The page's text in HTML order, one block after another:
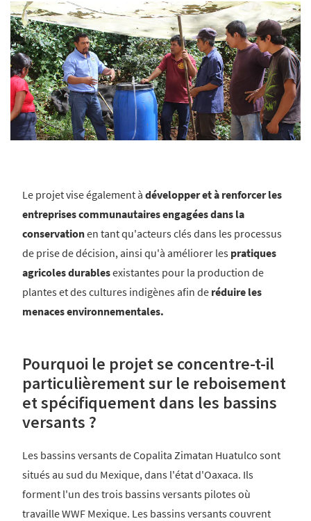
Le projet vise également à développer et à renforcer les
entreprises communautaires engagées dans la
conservationen tant qu'acteurs clés dans les processus
de prise de décision, ainsi qu'à améliorer les pratiques
agricoles durablesexistantes pour la production de
plantes et des cultures indigènes afin de réduire les
menaces environnementales.
Pourquoi le projet se concentre-t-il
particulièrement sur le reboisement
et spécifiquement dans les bassins
versants ?
Les bassins versants de Copalita Zimatan Huatulco sont
situés au sud du Mexique, dans l'état d'Oaxaca. Ils
forment l'un des trois bassins versants pilotes où
travaille WWF Mexique. Les bassins versants couvrent